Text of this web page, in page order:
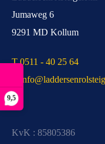
9,5
Jumaweg 6
9291 MD Kollum
T 0511 - 40 25 64
E
KvK : 85805386